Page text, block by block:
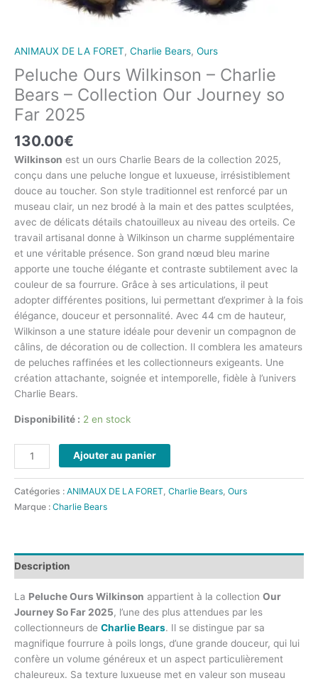
ANIMAUX DE LA FORET, Charlie Bears, Ours
Peluche Ours Wilkinson – Charlie
Bears – Collection Our Journey so
Far 2025
130.00€
Wilkinson est un ours Charlie Bears de la collection 2025,
conçu dans une peluche longue et luxueuse, irrésistiblement
douce au toucher. Son style traditionnel est renforcé par un
museau clair, un nez brodé à la main et des pattes sculptées,
avec de délicats détails chatouilleux au niveau des orteils. Ce
travail artisanal donne à Wilkinson un charme supplémentaire
et une véritable présence. Son grand nœud bleu marine
apporte une touche élégante et contraste subtilement avec la
couleur de sa fourrure. Grâce à ses articulations, il peut
adopter différentes positions, lui permettant d’exprimer à la fois
élégance, douceur et personnalité. Avec 44 cm de hauteur,
Wilkinson a une stature idéale pour devenir un compagnon de
câlins, de décoration ou de collection. Il comblera les amateurs
de peluches raffinées et les collectionneurs exigeants. Une
création attachante, soignée et intemporelle, fidèle à l’univers
Charlie Bears.
Disponibilité : 2 en stock
Ajouter au panier
Catégories : ANIMAUX DE LA FORET Charlie Bears Ours
Marque : Charlie Bears
Description
La Peluche Ours Wilkinson appartient à la collection Our
Journey So Far 2025, l’une des plus attendues par les
collectionneurs de Charlie Bears. Il se distingue par sa
magnifique fourrure à poils longs, d’une grande douceur, qui lui
confère un volume généreux et un aspect particulièrement
chaleureux. Sa texture luxueuse met en valeur son museau